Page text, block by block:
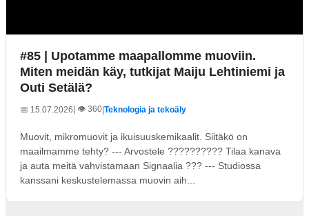
#85 | Upotamme maapallomme muoviin.
Miten meidän käy, tutkijat Maiju Lehtiniemi ja
Outi Setälä?
📅 15.07.2026| 👁️ 360 Teknologia ja tekoäly
Muovit, mikromuovit ja ikuisuuskemikaalit. Siitäkö on
maailmamme tehty? --- Arvostele ?????????? Tilaa kanava
ja auta meitä vahvistamaan Signaalia ??? --- Studiossa
kanssani keskustelemassa muovin aih...